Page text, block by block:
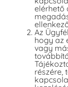
elérhető
Az
hogy az
vagy
részére,